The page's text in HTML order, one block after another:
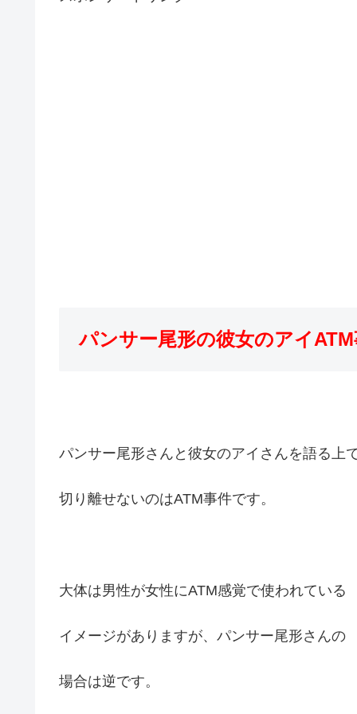
パンサー尾形の彼女のアイ
パンサー尾形さんと彼女のアイさんを語る上
切り離せないのはATM事件です。
大体は男性が女性にATM感覚で使われている
イメージがありますが、パンサー尾形さんの
場合は逆です。